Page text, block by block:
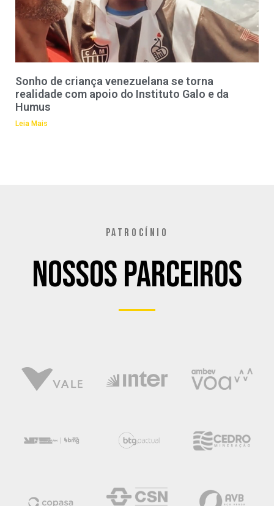
Sonho de criança venezuelana se torna
realidade com apoio do Instituto Galo e da
Humus
Leia Mais
PATROCÍNIO
Nossos Parceiros